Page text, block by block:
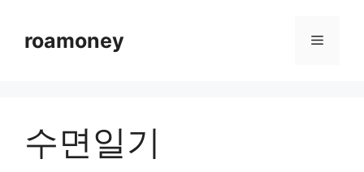
roamoney 메
수면일기